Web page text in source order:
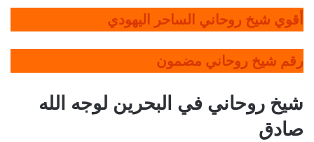
أقوي شيخ روحاني الساحر اليهودي
رقم شيخ روحاني مضمون
شيخ روحاني في البحرين لوجه الله
صادق